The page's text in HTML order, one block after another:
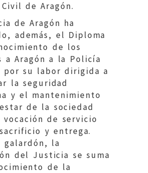
de Aragón.
de Aragón ha
además, el Diploma
de los
a Aragón a la Policía
por su labor dirigida a
la seguridad
y el mantenimiento
de la sociedad
vocación de servicio
y entrega.
galardón, la
del Justicia se suma
de la